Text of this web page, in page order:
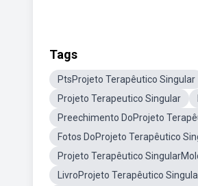
Tags
PtsProjeto Terapêutico Singular
Projeto Terapeutico Singular
Preechimento DoProjeto
Fotos DoProjeto Terapêutico
Projeto Terapêutico
LivroProjeto Terapêutico